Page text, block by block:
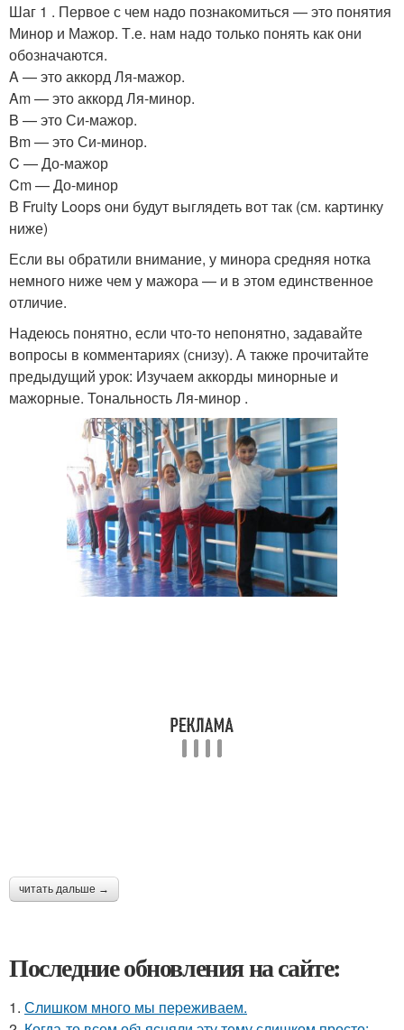
Шаг 1 . Первое с чем надо познакомиться — это понятия
Минор и Мажор. Т.е. нам надо только понять как они
обозначаются.
A — это аккорд Ля-мажор.
Am — это аккорд Ля-минор.
B — это Си-мажор.
Bm — это Си-минор.
C — До-мажор
Cm — До-минор
В Fruity Loops они будут выглядеть вот так (см. картинку
ниже)
Если вы обратили внимание, у минора средняя нотка
немного ниже чем у мажора — и в этом единственное
отличие.
Надеюсь понятно, если что-то непонятно, задавайте
вопросы в комментариях (снизу). А также прочитайте
предыдущий урок: Изучаем аккорды минорные и
мажорные. Тональность Ля-минор .
читать дальше →
Последние обновления на сайте:
1. Слишком много мы пеpеживаем.